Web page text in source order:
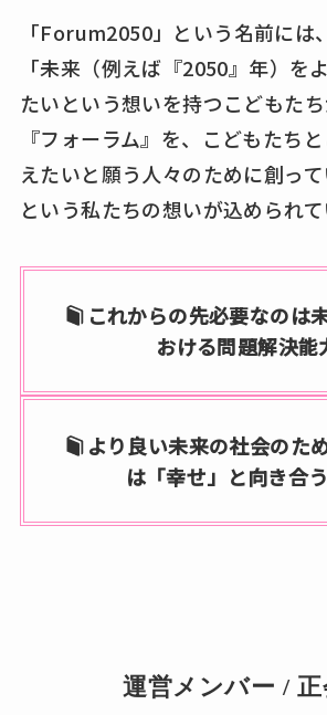
「Forum2050」という名前には、
「未来（例えば『2050』年）を
たいという想いを持つこどもた
『フォーラム』を、こどもたち
えたいと願う人々のために創って
という私たちの想いが込められて
これからの先必要なのは
おける問題解決能
より良い未来の社会のた
は「幸せ」と向き合
運営メンバー / 正